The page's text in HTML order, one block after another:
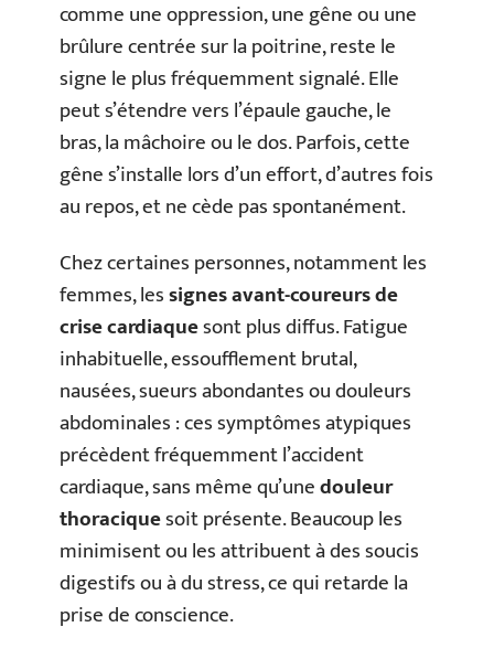
comme une oppression, une gêne ou une
brûlure centrée sur la poitrine, reste le
signe le plus fréquemment signalé. Elle
peut s’étendre vers l’épaule gauche, le
bras, la mâchoire ou le dos. Parfois, cette
gêne s’installe lors d’un effort, d’autres fois
au repos, et ne cède pas spontanément.
Chez certaines personnes, notamment les
femmes, lessignes avant-coureurs de
crise cardiaquesont plus diffus. Fatigue
inhabituelle, essoufflement brutal,
nausées, sueurs abondantes ou douleurs
abdominales : ces symptômes atypiques
précèdent fréquemment l’accident
cardiaque, sans même qu’unedouleur
thoraciquesoit présente. Beaucoup les
minimisent ou les attribuent à des soucis
digestifs ou à du stress, ce qui retarde la
prise de conscience.